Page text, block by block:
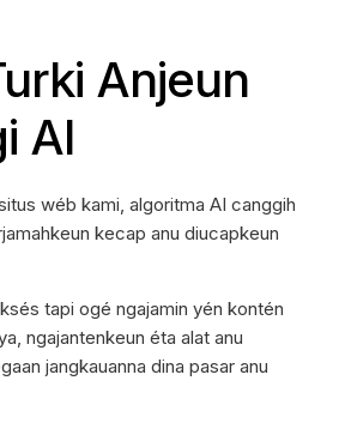
Anjeun
AI
wéb kami, algoritma AI canggih
kecap anu diucapkeun
tapi ogé ngajamin yén kontén
ngajantenkeun éta alat anu
jangkauanna dina pasar anu